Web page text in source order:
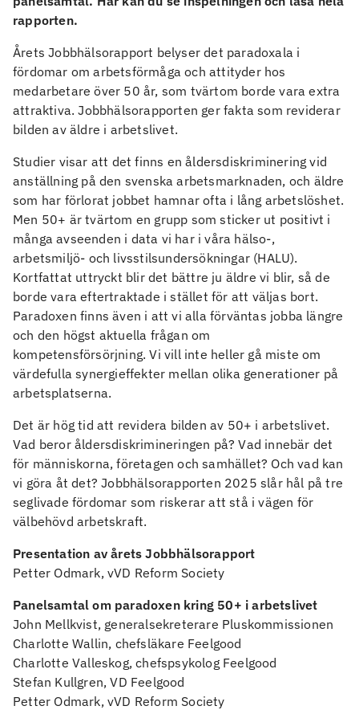
rapporten.
Årets Jobbhälsorapport belyser det paradoxala i
fördomar om arbetsförmåga och attityder hos
medarbetare över 50 år, som tvärtom borde vara extra
attraktiva. Jobbhälsorapporten ger fakta som reviderar
bilden av äldre i arbetslivet.
Studier visar att det finns en åldersdiskriminering vid
anställning på den svenska arbetsmarknaden, och äldre
som har förlorat jobbet hamnar ofta i lång arbetslöshet.
Men 50+ är tvärtom en grupp som sticker ut positivt i
många avseenden i data vi har i våra hälso-,
arbetsmiljö- och livsstilsundersökningar (HALU).
Kortfattat uttryckt blir det bättre ju äldre vi blir, så de
borde vara eftertraktade i stället för att väljas bort.
Paradoxen finns även i att vi alla förväntas jobba längre
och den högst aktuella frågan om
kompetensförsörjning. Vi vill inte heller gå miste om
värdefulla synergieffekter mellan olika generationer på
arbetsplatserna.
Det är hög tid att revidera bilden av 50+ i arbetslivet.
Vad beror åldersdiskrimineringen på? Vad innebär det
för människorna, företagen och samhället? Och vad kan
vi göra åt det? Jobbhälsorapporten 2025 slår hål på tre
seglivade fördomar som riskerar att stå i vägen för
välbehövd arbetskraft.
Presentation av årets Jobbhälsorapport
Petter Odmark, vVD Reform Society
Panelsamtal om paradoxen kring 50+ i arbetslivet
John Mellkvist, generalsekreterare Pluskommissionen
Charlotte Wallin, chefsläkare Feelgood
Charlotte Valleskog, chefspsykolog Feelgood
Stefan Kullgren, VD Feelgood
Petter Odmark, vVD Reform Society